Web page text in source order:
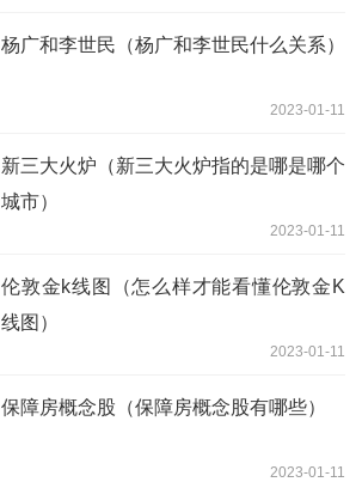
杨广和李世民（杨广和李世民什么关系）
2023-01-11
新三大火炉（新三大火炉指的是哪是哪个
城市）
2023-01-11
伦敦金k线图（怎么样才能看懂伦敦金K
线图）
2023-01-11
保障房概念股（保障房概念股有哪些）
2023-01-11